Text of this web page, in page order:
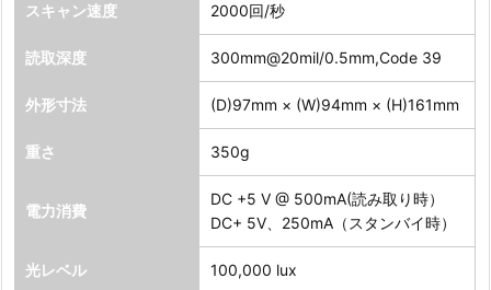
スキャン速度 2000回/秒
読取深度 300mm@20mil/0.5mm,Code 39
外形寸法 (D)97mm × (W)94mm × (H)161mm
重さ 350g
電力消費
DC +5 V @ 500mA(読み取り時）
DC+ 5V、250mA（スタンバイ時）
光レベル 100,000 lux